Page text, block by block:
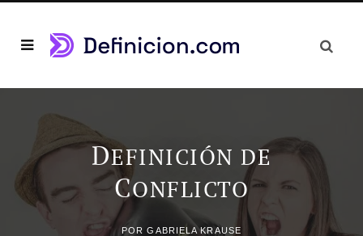
DEFINICIÓN DE
CONFLICTO
PORGABRIELA KRAUSE